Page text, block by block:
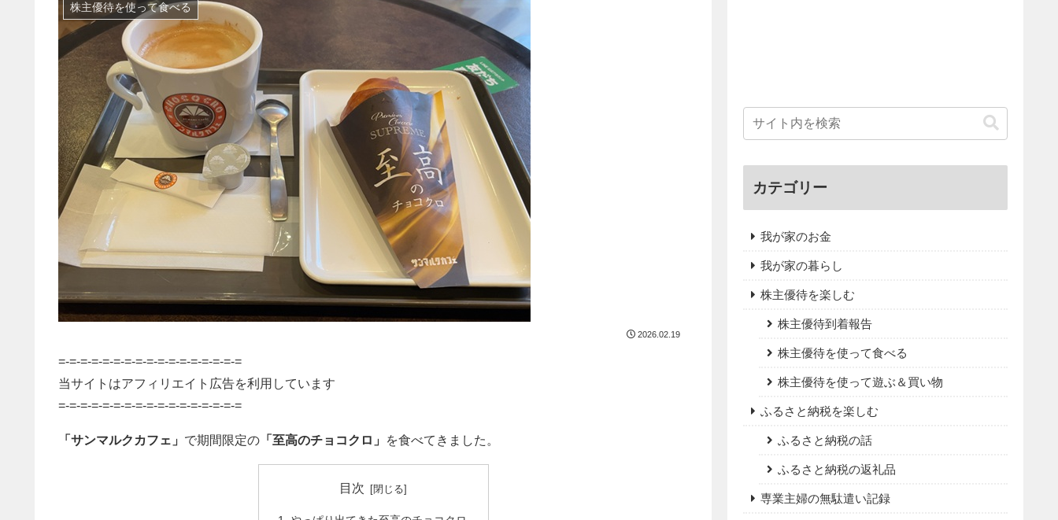
株主優待を使って食べる
2026.02.19
=-=-=-=-=-=-=-=-=-=-=-=-=-=-=-=-=
当サイトはアフィリエイト広告を利用しています
=-=-=-=-=-=-=-=-=-=-=-=-=-=-=-=-=
「サンマルクカフェ」 で期間限定の 「至高のチョコクロ」 を食べてきました。
目次
カテゴリー
我が家のお金
我が家の暮らし
株主優待を楽しむ
株主優待到着報告
株主優待を使って食べる
株主優待を使って遊ぶ＆買い物
ふるさと納税を楽しむ
ふるさと納税の話
ふるさと納税の返礼品
専業主婦の無駄遣い記録